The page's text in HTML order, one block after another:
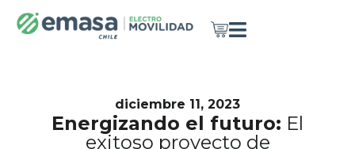
diciembre 11, 2023
Energizando el futuro: El
exitoso proyecto de